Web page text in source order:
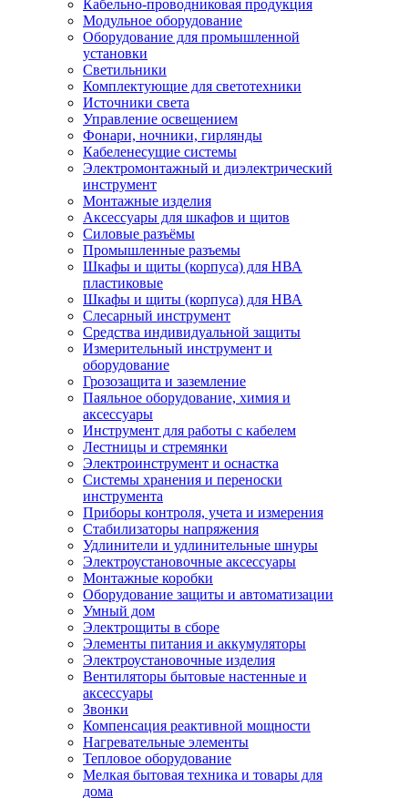
Кабельно-проводниковая продукция
Модульное оборудование
Оборудование для промышленной
установки
Светильники
Комплектующие для светотехники
Источники света
Управление освещением
Фонари, ночники, гирлянды
Кабеленесущие системы
Электромонтажный и диэлектрический
инструмент
Монтажные изделия
Аксессуары для шкафов и щитов
Силовые разъёмы
Промышленные разъемы
Шкафы и щиты (корпуса) для НВА
пластиковые
Шкафы и щиты (корпуса) для НВА
Слесарный инструмент
Средства индивидуальной защиты
Измерительный инструмент и
оборудование
Грозозащита и заземление
Паяльное оборудование, химия и
аксессуары
Инструмент для работы с кабелем
Лестницы и стремянки
Электроинструмент и оснастка
Системы хранения и переноски
инструмента
Приборы контроля, учета и измерения
Стабилизаторы напряжения
Удлинители и удлинительные шнуры
Электроустановочные аксессуары
Монтажные коробки
Оборудование защиты и автоматизации
Умный дом
Электрощиты в сборе
Элементы питания и аккумуляторы
Электроустановочные изделия
Вентиляторы бытовые настенные и
аксессуары
Звонки
Компенсация реактивной мощности
Нагревательные элементы
Тепловое оборудование
Мелкая бытовая техника и товары для
дома